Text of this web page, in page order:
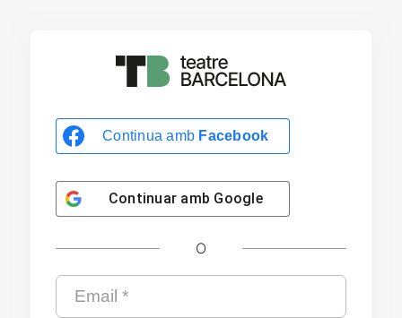
Continua amb Facebook
Continuar amb Google
O